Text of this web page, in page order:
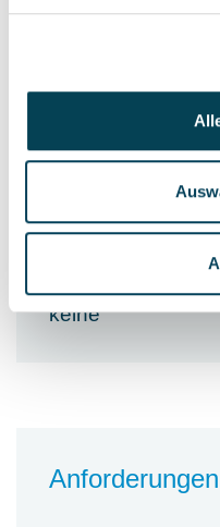
digital records
managing
Building up a
Personalverantwortung
keine